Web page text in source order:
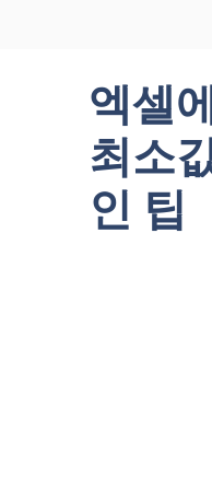
엑셀
최소
인 팁